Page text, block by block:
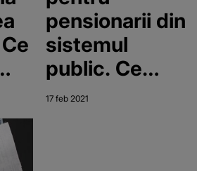
pensionarii din
sistemul
public. Ce
lege
17 feb 2021